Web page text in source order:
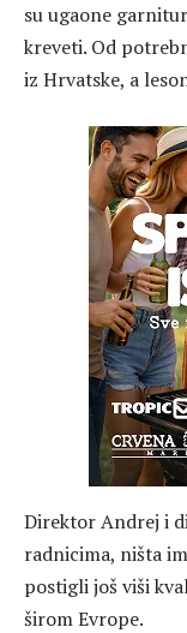
su ugaone
kreveti. Od
iz Hrvatske, a
Direktor Andrej i
radnicima, ništa
postigli još viši
širom Evrope.